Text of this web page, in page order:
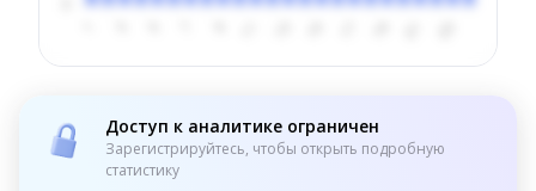
Доступ к аналитике ограничен
Зарегистрируйтесь, чтобы открыть подробную
статистику